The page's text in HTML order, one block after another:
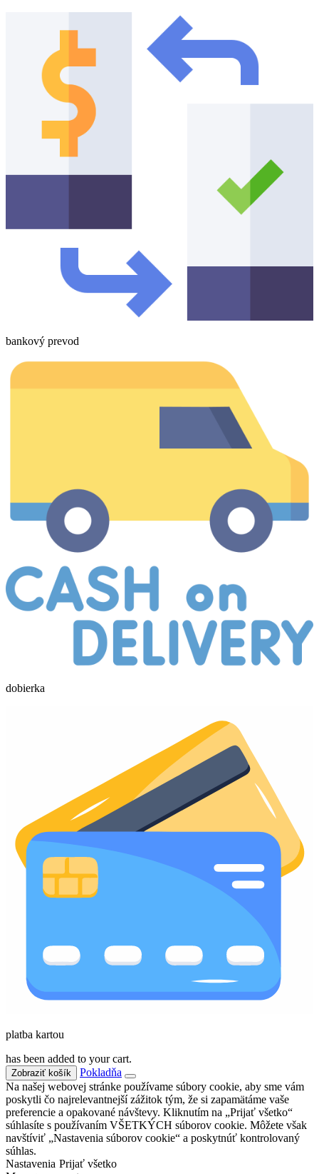
bankový prevod
dobierka
platba kartou
has been added to your cart.
Zobraziť košík
Pokladňa
Na našej webovej stránke používame súbory cookie, aby sme vám
poskytli čo najrelevantnejší zážitok tým, že si zapamätáme vaše
preferencie a opakované návštevy. Kliknutím na „Prijať všetko“
súhlasíte s používaním VŠETKÝCH súborov cookie. Môžete však
navštíviť „Nastavenia súborov cookie“ a poskytnúť kontrolovaný
súhlas.
Nastavenia Prijať všetko